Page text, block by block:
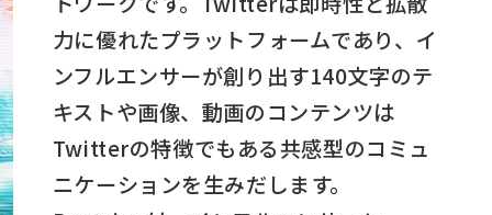
力に優れたプラットフォームであり、イ
ンフルエンサーが創り出す140文字のテ
キストや画像、動画のコンテンツは
Twitterの特徴でもある共感型のコミュ
ニケーションを生みだします。